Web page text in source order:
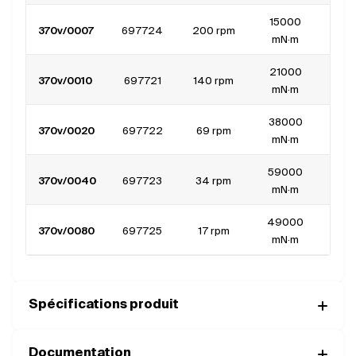
370v/0007 697724 200 rpm
15000
mN·m
370v/0010 697721 140 rpm
21000
mN·m
370v/0020 697722 69 rpm
38000
mN·m
370v/0040 697723 34 rpm
59000
mN·m
370v/0080 697725 17 rpm
49000
mN·m
Spécifications produit